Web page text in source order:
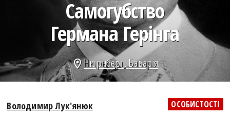
search
СЬОГОДНІ
ПРАВИЛА ЖИТТЯ
ПОДКАСТИ
КРУГЛІ ДАТИ
Самогубство
Германа Герінга
location_onНюрнберг,Баварія
ОСОБИСТОСТІ
Володимир Лук'янюк